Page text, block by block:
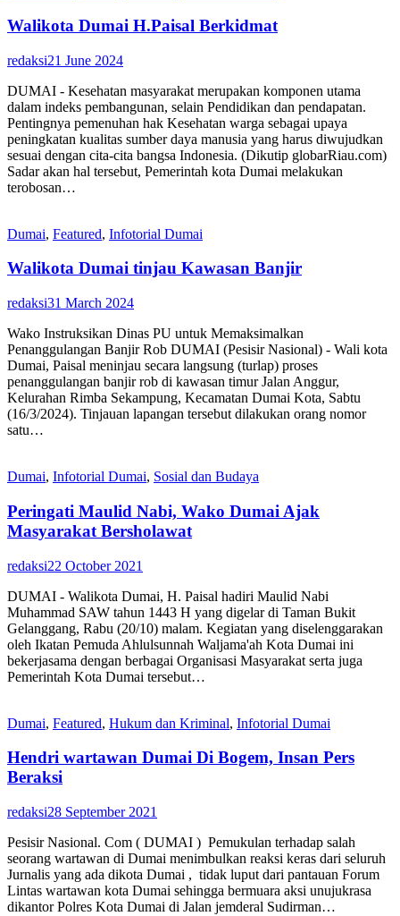
Walikota Dumai H.Paisal Berkidmat
redaksi21 June 2024
DUMAI - Kesehatan masyarakat merupakan komponen utama
dalam indeks pembangunan, selain Pendidikan dan pendapatan.
Pentingnya pemenuhan hak Kesehatan warga sebagai upaya
peningkatan kualitas sumber daya manusia yang harus diwujudkan
sesuai dengan cita-cita bangsa Indonesia. (Dikutip globarRiau.com)
Sadar akan hal tersebut, Pemerintah kota Dumai melakukan
terobosan…
Dumai, Featured, Infotorial Dumai
Walikota Dumai tinjau Kawasan Banjir
redaksi31 March 2024
Wako Instruksikan Dinas PU untuk Memaksimalkan
Penanggulangan Banjir Rob DUMAI (Pesisir Nasional) - Wali kota
Dumai, Paisal meninjau secara langsung (turlap) proses
penanggulangan banjir rob di kawasan timur Jalan Anggur,
Kelurahan Rimba Sekampung, Kecamatan Dumai Kota, Sabtu
(16/3/2024). Tinjauan lapangan tersebut dilakukan orang nomor
satu…
Dumai, Infotorial Dumai, Sosial dan Budaya
Peringati Maulid Nabi, Wako Dumai Ajak
Masyarakat Bersholawat
redaksi22 October 2021
DUMAI - Walikota Dumai, H. Paisal hadiri Maulid Nabi
Muhammad SAW tahun 1443 H yang digelar di Taman Bukit
Gelanggang, Rabu (20/10) malam. Kegiatan yang diselenggarakan
oleh Ikatan Pemuda Ahlulsunnah Waljama'ah Kota Dumai ini
bekerjasama dengan berbagai Organisasi Masyarakat serta juga
Pemerintah Kota Dumai tersebut…
Dumai, Featured, Hukum dan Kriminal, Infotorial Dumai
Hendri wartawan Dumai Di Bogem, Insan Pers
Beraksi
redaksi28 September 2021
Pesisir Nasional. Com ( DUMAI ) Pemukulan terhadap salah
seorang wartawan di Dumai menimbulkan reaksi keras dari seluruh
Jurnalis yang ada dikota Dumai , tidak luput dari pantauan Forum
Lintas wartawan kota Dumai sehingga bermuara aksi unujukrasa
dikantor Polres Kota Dumai di Jalan jemderal Sudirman…